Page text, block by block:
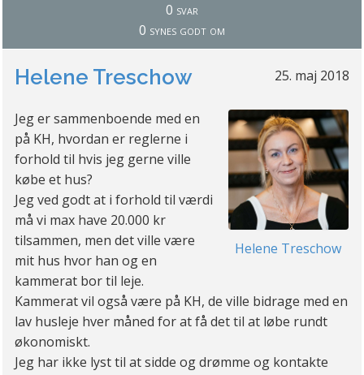
0 svar
0 synes godt om
25. maj 2018
Helene Treschow
Helene Treschow
Jeg er sammenboende med en
på KH, hvordan er reglerne i
forhold til hvis jeg gerne ville
købe et hus?
Jeg ved godt at i forhold til værdi
må vi max have 20.000 kr
tilsammen, men det ville være
mit hus hvor han og en
kammerat bor til leje.
Kammerat vil også være på KH, de ville bidrage med en
lav husleje hver måned for at få det til at løbe rundt
økonomiskt.
Jeg har ikke lyst til at sidde og drømme og kontakte